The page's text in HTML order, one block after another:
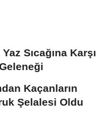
Sıcağına Karşı
Kaçanların
Şelalesi Oldu